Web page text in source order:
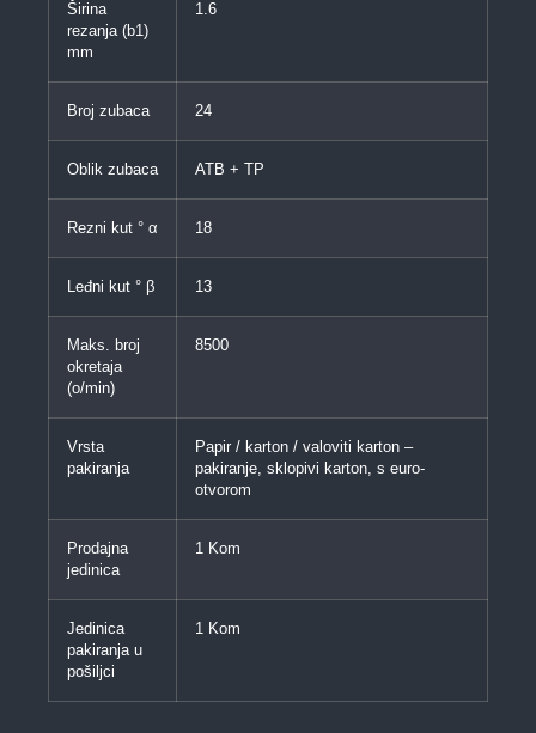
Širina
rezanja (b1)
mm
1.6
Broj zubaca 24
Oblik zubaca ATB + TP
Rezni kut ° α 18
Leđni kut ° β 13
Maks. broj
okretaja
(o/min)
8500
Vrsta
pakiranja
Papir / karton / valoviti karton –
pakiranje, sklopivi karton, s euro-
otvorom
Prodajna
jedinica
1 Kom
Jedinica
pakiranja u
pošiljci
1 Kom